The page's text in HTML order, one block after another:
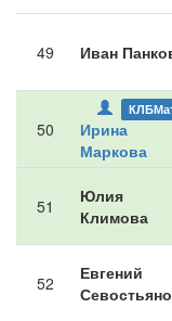
49 Иван
50
Ирина
Маркова
51
Юлия
Климова
52
Евгений